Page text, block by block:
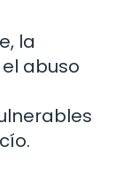
la
abuso